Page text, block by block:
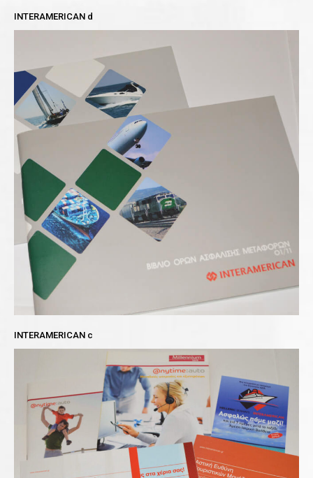
INTERAMERICAN d
INTERAMERICAN c